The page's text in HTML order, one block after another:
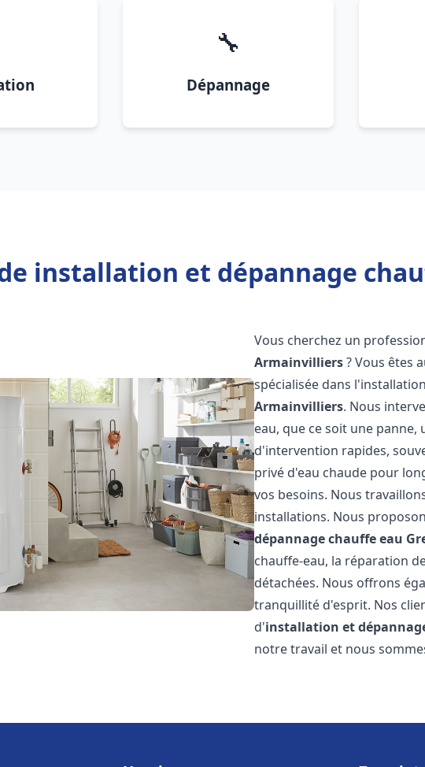
🔧
Dépannage
installation et dépannage
Vous cherchez un
Armainvilliers? Vous êtes
spécialisée dans
Armainvilliers. Nous
eau, que ce soit une
d'intervention rapides,
privé d'eau chaude pour
vos besoins. Nous
installations. Nous
dépannage chauffe eau
chauffe-eau, la réparation
détachées. Nous offrons
tranquillité d'esprit. Nos
d'installation et
notre travail et nous